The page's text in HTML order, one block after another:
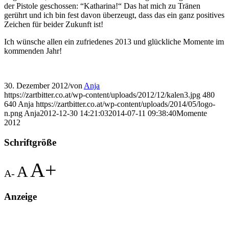
der Pistole geschossen: “Katharina!“ Das hat mich zu Tränen
gerührt und ich bin fest davon überzeugt, dass das ein ganz positives
Zeichen für beider Zukunft ist!
Ich wünsche allen ein zufriedenes 2013 und glückliche Momente im
kommenden Jahr!
30. Dezember 2012/von Anja
https://zartbitter.co.at/wp-content/uploads/2012/12/kalen3.jpg 480
640 Anja https://zartbitter.co.at/wp-content/uploads/2014/05/logo-
n.png Anja2012-12-30 14:21:032014-07-11 09:38:40Momente
2012
Schriftgröße
A- A A+
Anzeige